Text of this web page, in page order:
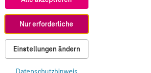
Nur erforderliche
Einstellungen ändern